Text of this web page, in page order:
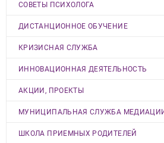
СОВЕТЫ ПСИХОЛОГА
ДИСТАНЦИОННОЕ ОБУЧЕНИЕ
КРИЗИСНАЯ СЛУЖБА
ИННОВАЦИОННАЯ ДЕЯТЕЛЬНОСТЬ
АКЦИИ, ПРОЕКТЫ
МУНИЦИПАЛЬНАЯ СЛУЖБА
ШКОЛА ПРИЕМНЫХ РОДИТЕЛЕЙ